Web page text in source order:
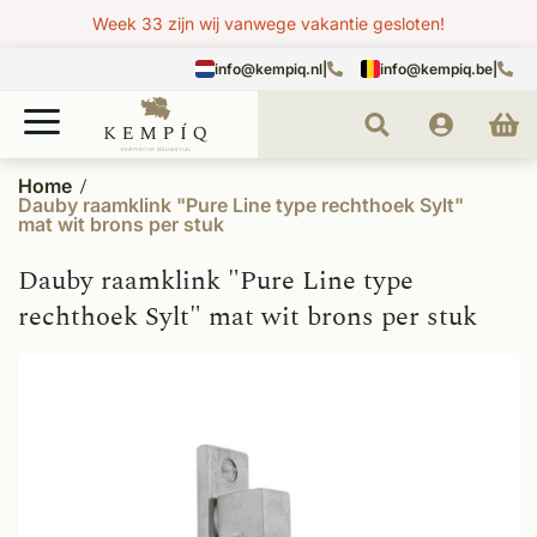
Week 33 zijn wij vanwege vakantie gesloten!
info@kempiq.nl info@kempiq.be
Home
Dauby raamklink "Pure Line type rechthoek Sylt"
mat wit brons per stuk
Dauby raamklink "Pure Line type
rechthoek Sylt" mat wit brons per stuk